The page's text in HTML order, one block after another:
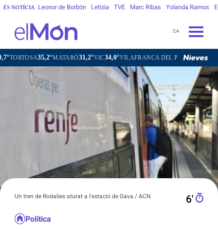
ÉS NOTÍCIA Leonor de Borbón Letizia TVE Marc Ribas Yolanda Ramos
CA
35,2°MATARÓ31,2°VIC34,0°VILAFRANCA DEL PENEDÈS31,6°
Un tren de Rodalies aturat a l'estació de Gava / ACN 6′
Política